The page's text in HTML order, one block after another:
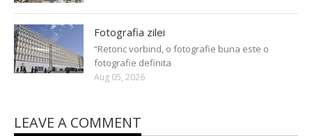
Fotografia zilei
“Retoric vorbind, o fotografie buna este o
fotografie definita
Aug 05, 2026
LEAVE A COMMENT